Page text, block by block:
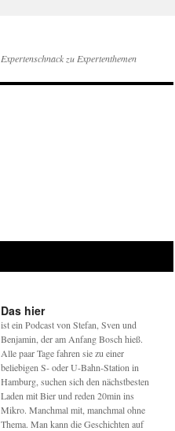
Expertenschnack zu Expertenthemen
Das hier
ist ein Podcast von Stefan, Sven und
Benjamin, der am Anfang Bosch hieß.
Alle paar Tage fahren sie zu einer
beliebigen S- oder U-Bahn-Station in
Hamburg, suchen sich den nächstbesten
Laden mit Bier und reden 20min ins
Mikro. Manchmal mit, manchmal ohne
Thema. Man kann die Geschichten auf